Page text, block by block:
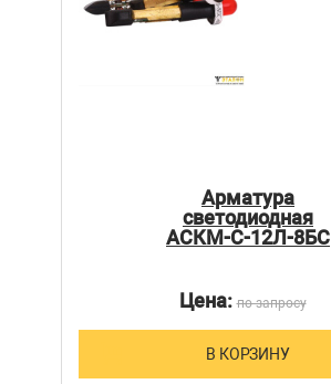
Арматура
светодиодная
АСКМ-С-12Л-8БС
Цена:по запросу
В КОРЗИНУ